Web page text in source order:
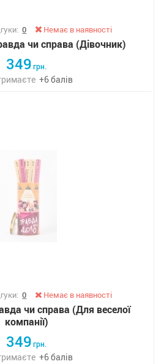
0 Немає в наявності
чи справа (Дівочник)
349грн.
+6балів
0 Немає в наявності
чи справа (Для веселої
компанії)
349грн.
+6балів